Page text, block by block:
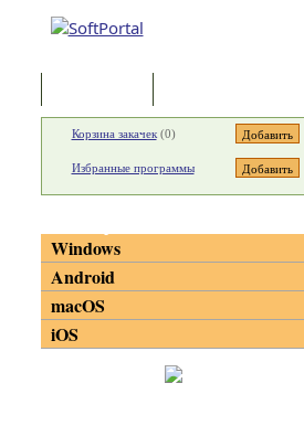
Корзина закачек(0)
Избранные программы
Windows
Android
macOS
iOS